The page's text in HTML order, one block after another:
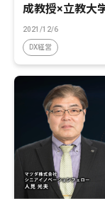
成教授×立教大
前編
2021/12/6
DX経営